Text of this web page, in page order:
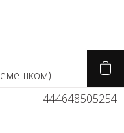
444648505254